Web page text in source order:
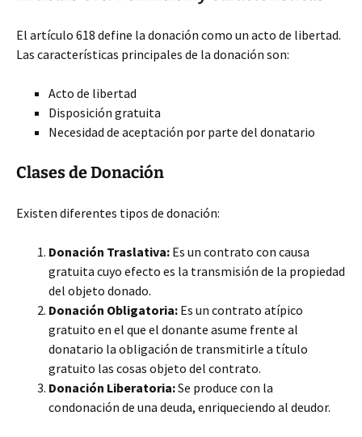
El artículo 618 define la donación como un acto de libertad.
Las características principales de la donación son:
Acto de libertad
Disposición gratuita
Necesidad de aceptación por parte del donatario
Clases de Donación
Existen diferentes tipos de donación:
Donación Traslativa: Es un contrato con causa
gratuita cuyo efecto es la transmisión de la propiedad
del objeto donado.
Donación Obligatoria: Es un contrato atípico
gratuito en el que el donante asume frente al
donatario la obligación de transmitirle a título
gratuito las cosas objeto del contrato.
Donación Liberatoria:Se produce con la
condonación de una deuda, enriqueciendo al deudor.